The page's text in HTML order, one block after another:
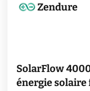
Zendure
SolarFlow
énergie